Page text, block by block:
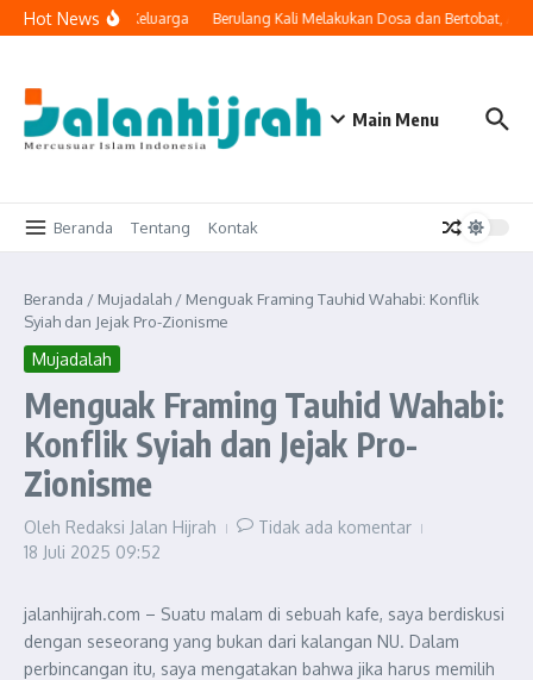
Lewati ke konten
Hot News
Masuk ke Ruang Keluarga Berulang Kali Melakukan Dosa dan Bertobat,
Main Menu
Beranda Tentang Kontak
Beranda / Mujadalah / Menguak Framing Tauhid Wahabi: Konflik
Syiah dan Jejak Pro-Zionisme
Mujadalah
Menguak Framing Tauhid Wahabi:
Konflik Syiah dan Jejak Pro-
Zionisme
Oleh Redaksi Jalan Hijrah
Tidak ada komentar
18 Juli 2025 09:52
jalanhijrah.com – Suatu malam di sebuah kafe, saya berdiskusi
dengan seseorang yang bukan dari kalangan NU. Dalam
perbincangan itu, saya mengatakan bahwa jika harus memilih